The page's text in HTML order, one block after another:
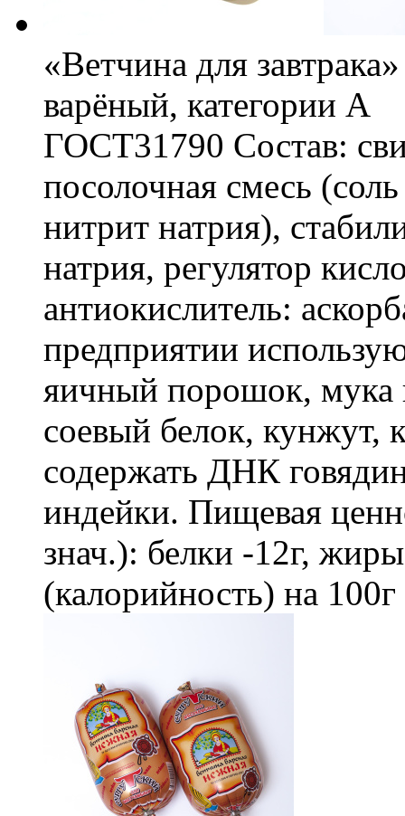
«Ветчина для
варёный, категории А
ГОСТ31790 Состав:
посолочная смесь
нитрит натрия),
натрия, регулятор
антиокислитель:
предприятии
яичный порошок, мука
соевый белок, кунжут,
содержать ДНК
индейки. Пищевая
знач.): белки -12г,
(калорийность) на